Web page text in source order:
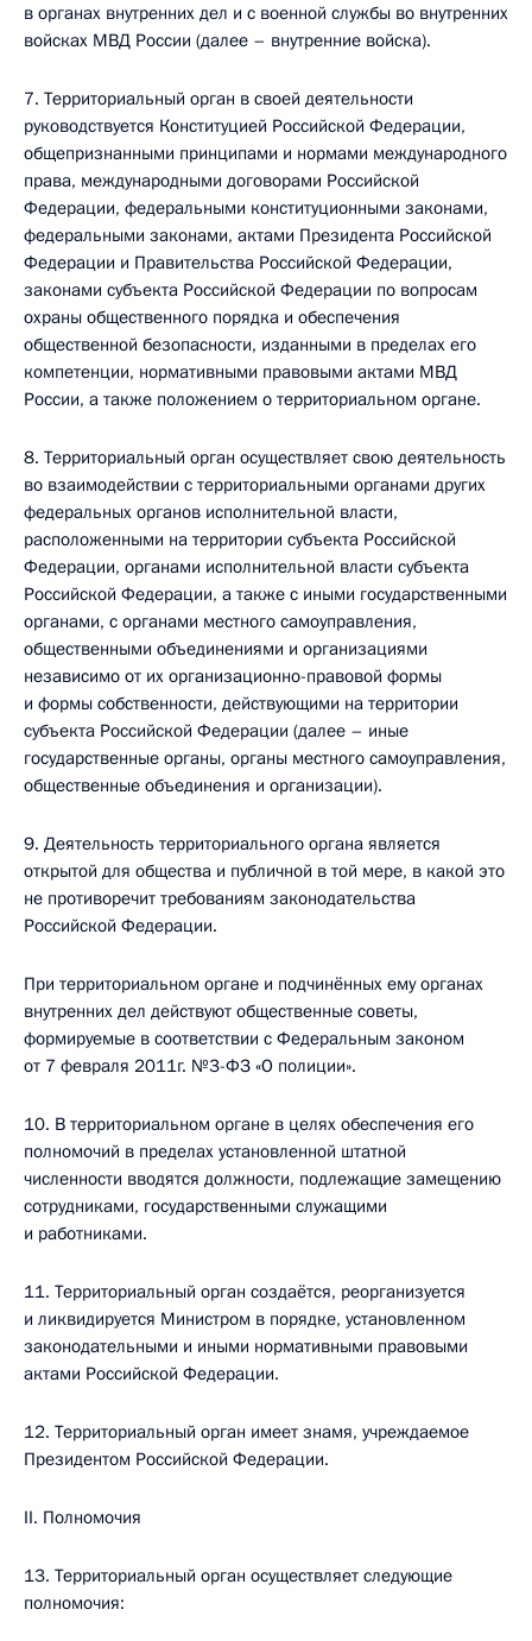
в органах внутренних дел и с военной службы во внутренних
войсках МВД России (далее – внутренние войска).
7. Территориальный орган в своей деятельности
руководствуется Конституцией Российской Федерации,
общепризнанными принципами и нормами международного
права, международными договорами Российской
Федерации, федеральными конституционными законами,
федеральными законами, актами Президента Российской
Федерации и Правительства Российской Федерации,
законами субъекта Российской Федерации по вопросам
охраны общественного порядка и обеспечения
общественной безопасности, изданными в пределах его
компетенции, нормативными правовыми актами МВД
России, а также положением о территориальном органе.
8. Территориальный орган осуществляет свою деятельность
во взаимодействии с территориальными органами других
федеральных органов исполнительной власти,
расположенными на территории субъекта Российской
Федерации, органами исполнительной власти субъекта
Российской Федерации, а также с иными государственными
органами, с органами местного самоуправления,
общественными объединениями и организациями
независимо от их организационно-правовой формы
и формы собственности, действующими на территории
субъекта Российской Федерации (далее – иные
государственные органы, органы местного самоуправления,
общественные объединения и организации).
9. Деятельность территориального органа является
открытой для общества и публичной в той мере, в какой это
не противоречит требованиям законодательства
Российской Федерации.
При территориальном органе и подчинённых ему органах
внутренних дел действуют общественные советы,
формируемые в соответствии с Федеральным законом
от 7 февраля 2011г. №3-ФЗ «О полиции».
10. В территориальном органе в целях обеспечения его
полномочий в пределах установленной штатной
численности вводятся должности, подлежащие замещению
сотрудниками, государственными служащими
и работниками.
11. Территориальный орган создаётся, реорганизуется
и ликвидируется Министром в порядке, установленном
законодательными и иными нормативными правовыми
актами Российской Федерации.
12. Территориальный орган имеет знамя, учреждаемое
Президентом Российской Федерации.
II. Полномочия
13. Территориальный орган осуществляет следующие
полномочия: